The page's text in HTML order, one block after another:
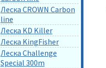
Леска CROWN Carbon
line
Леска KD Killer
Леска KingFisher
Леска Challenge
Special 300m